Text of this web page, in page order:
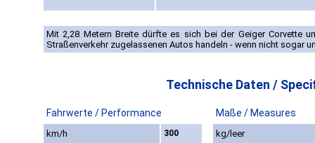
Mit 2,28 Metern Breite dürfte es sich bei der Geiger Corvette
Straßenverkehr zugelassenen Autos handeln - wenn nicht sogar
Technische Daten /
Fahrwerte / Performance Maße / Measures
km/h 300
kg/leer